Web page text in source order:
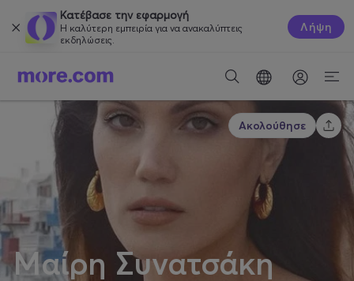
Κατέβασε την εφαρμογή
Η καλύτερη εμπειρία για να ανακαλύπτεις
εκδηλώσεις.
Λήψη
Μαίρη Συνατσάκη
Ακολούθησε